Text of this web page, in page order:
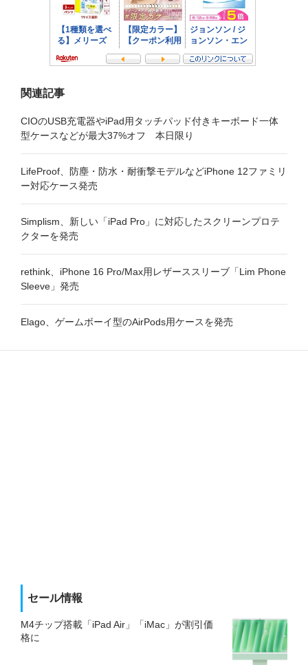
関連記事
CIOのUSB充電器やiPad用タッチパッド付きキーボード一体
型ケースなどが最大37%オフ 本日限り
LifeProof、防塵・防水・耐衝撃モデルなどiPhone 12ファミリ
ー対応ケース発売
Simplism、新しい「iPad Pro」に対応したスクリーンプロテ
クターを発売
rethink、iPhone 16 Pro/Max用レザーススリーブ「Lim Phone
Sleeve」発売
Elago、ゲームボーイ型のAirPods用ケースを発売
セール情報
M4チップ搭載「iPad Air」「iMac」が割引価
格に